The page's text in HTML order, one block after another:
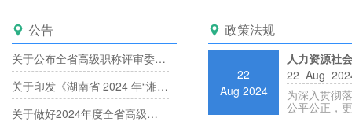
 公告
关于公布全省高级职称评审委员会备案目录的通知
关于印发《湖南省 2024 年“湘产专场”产业人才职称评审工作方案》的通知
关于做好2024年度全省高级职称评审工作的通知
 政策法规
22
Aug 2024
人力资源社
22 Aug
为深入贯彻
公平公正，